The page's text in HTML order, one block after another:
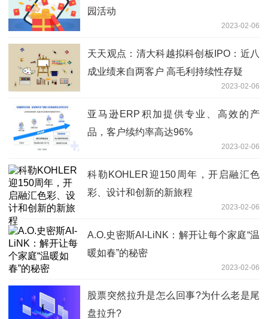
园活动
2023-02-06
天天观点：清大科越拟科创板IPO：近八
成业绩来自两客户 高毛利持续性存疑
2023-02-06
亚马逊ERP积加提供专业、高效的产
品，客户续约率高达96%
2023-02-06
科勒KOHLER迎150周年，开启融汇色
彩、设计和创新的新旅程
2023-02-06
A.O.史密斯AI-LiNK：解开让每个家庭“温
暖如春”的秘密
2023-02-06
股票突然拉升是怎么回事?为什么老是尾
盘拉升?